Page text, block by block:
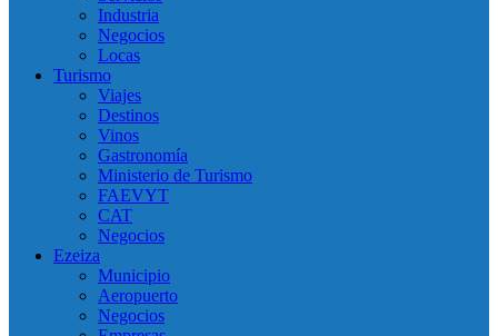
Industria
Negocios
Locas
Turismo
Viajes
Destinos
Vinos
Gastronomía
Ministerio de Turismo
FAEVYT
CAT
Negocios
Ezeiza
Municipio
Aeropuerto
Negocios